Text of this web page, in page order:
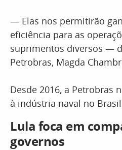
— Elas nos permitirão
eficiência para as
suprimentos diversos —
Petrobras, Magda
Desde 2016, a Petrobras
à indústria naval no
Lula foca em
governos